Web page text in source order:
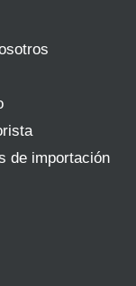
de importación